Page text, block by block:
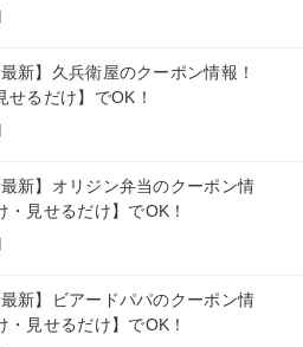
新】久兵衛屋のクーポン情報！
せるだけ】でOK！
最新】オリジン弁当のクーポン情
・見せるだけ】でOK！
最新】ビアードパパのクーポン情
・見せるだけ】でOK！